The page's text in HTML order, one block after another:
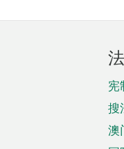
宪
搜
澳